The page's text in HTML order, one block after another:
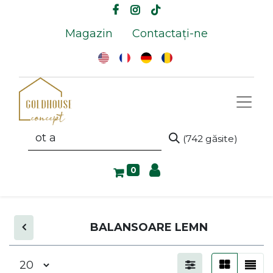
Magazin Contactați-ne
(742 găsite)
0
BALANSOARE LEMN